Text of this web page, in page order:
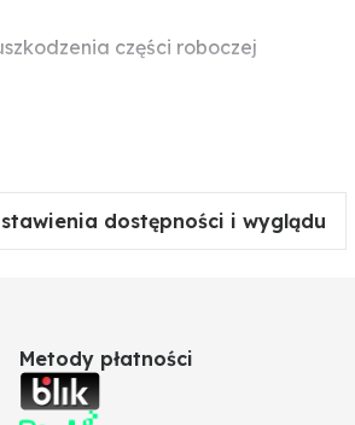
części roboczej
dostępności i wyglądu
Metody płatności